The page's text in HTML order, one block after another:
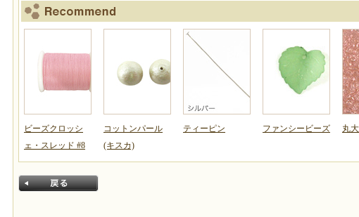
ビーズクロッシ
ェ・スレッド #8
コットンパール
(キスカ)
ティーピン ファンシービーズ 丸